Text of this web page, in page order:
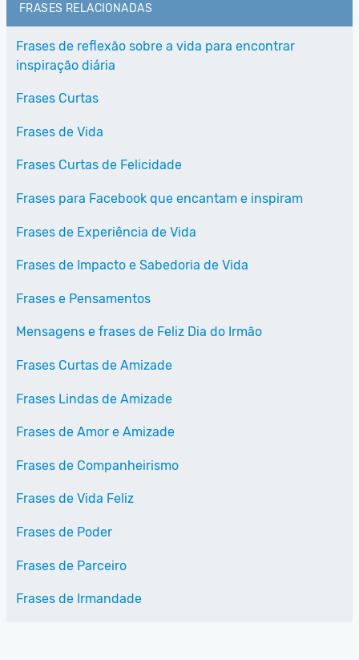
FRASES RELACIONADAS
Frases de reflexão sobre a vida para encontrar
inspiração diária
Frases Curtas
Frases de Vida
Frases Curtas de Felicidade
Frases para Facebook que encantam e inspiram
Frases de Experiência de Vida
Frases de Impacto e Sabedoria de Vida
Frases e Pensamentos
Mensagens e frases de Feliz Dia do Irmão
Frases Curtas de Amizade
Frases Lindas de Amizade
Frases de Amor e Amizade
Frases de Companheirismo
Frases de Vida Feliz
Frases de Poder
Frases de Parceiro
Frases de Irmandade